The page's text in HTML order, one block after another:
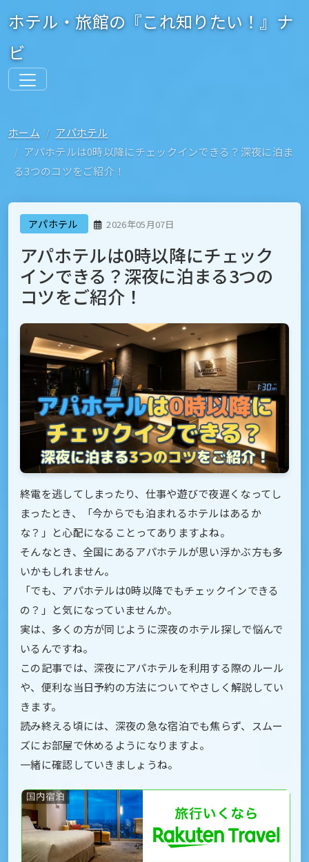
ホテル・旅館の『これ知りたい！』ナ
ビ
ホーム
アパホテル
アパホテルは0時以降にチェックインできる？深夜に泊ま
る3つのコツをご紹介！
アパホテル 2026年05月07日
アパホテルは0時以降にチェック
インできる？深夜に泊まる3つの
コツをご紹介！
終電を逃してしまったり、仕事や遊びで夜遅くなってし
まったとき、「今からでも泊まれるホテルはあるか
な？」と心配になることってありますよね。
そんなとき、全国にあるアパホテルが思い浮かぶ方も多
いかもしれません。
「でも、アパホテルは0時以降でもチェックインできる
の？」と気になっていませんか。
実は、多くの方が同じように深夜のホテル探しで悩んで
いるんですね。
この記事では、深夜にアパホテルを利用する際のルール
や、便利な当日予約の方法についてやさしく解説してい
きます。
読み終える頃には、深夜の急な宿泊でも焦らず、スムー
ズにお部屋で休めるようになりますよ。
一緒に確認していきましょうね。